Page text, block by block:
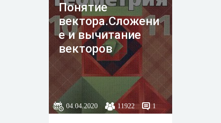
Понятие
вектора.Сложени
е и вычитание
векторов
04.04.2020 11922 1